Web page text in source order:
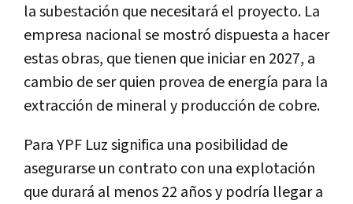
la subestación que necesitará el proyecto. La
empresa nacional se mostró dispuesta a hacer
estas obras, que tienen que iniciar en 2027, a
cambio de ser quien provea de energía para la
extracción de mineral y producción de cobre.
Para YPF Luz significa una posibilidad de
asegurarse un contrato con una explotación
que durará al menos 22 años y podría llegar a